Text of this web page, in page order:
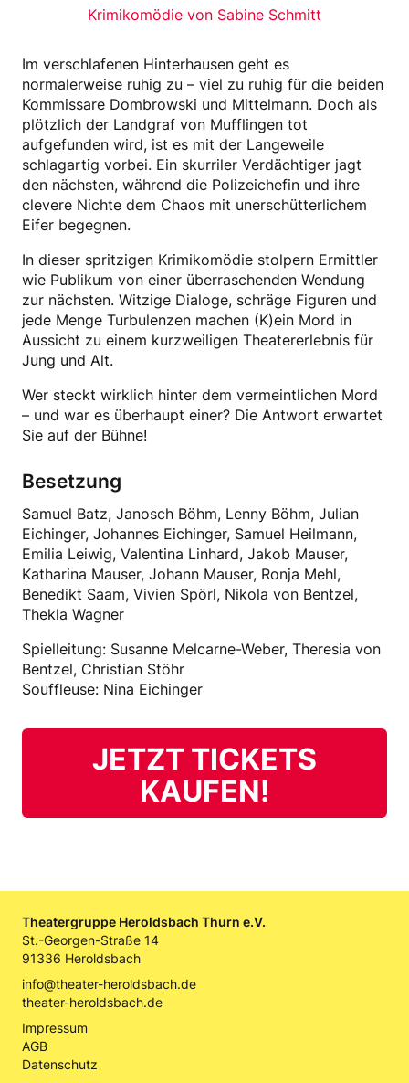
Krimikomödie von Sabine Schmitt
Im verschlafenen Hinterhausen geht es
normalerweise ruhig zu – viel zu ruhig für die beiden
Kommissare Dombrowski und Mittelmann. Doch als
plötzlich der Landgraf von Mufflingen tot
aufgefunden wird, ist es mit der Langeweile
schlagartig vorbei. Ein skurriler Verdächtiger jagt
den nächsten, während die Polizeichefin und ihre
clevere Nichte dem Chaos mit unerschütterlichem
Eifer begegnen.
In dieser spritzigen Krimikomödie stolpern Ermittler
wie Publikum von einer überraschenden Wendung
zur nächsten. Witzige Dialoge, schräge Figuren und
jede Menge Turbulenzen machen (K)ein Mord in
Aussicht zu einem kurzweiligen Theatererlebnis für
Jung und Alt.
Wer steckt wirklich hinter dem vermeintlichen Mord
– und war es überhaupt einer? Die Antwort erwartet
Sie auf der Bühne!
Besetzung
Samuel Batz, Janosch Böhm, Lenny Böhm, Julian
Eichinger, Johannes Eichinger, Samuel Heilmann,
Emilia Leiwig, Valentina Linhard, Jakob Mauser,
Katharina Mauser, Johann Mauser, Ronja Mehl,
Benedikt Saam, Vivien Spörl, Nikola von Bentzel,
Thekla Wagner
Spielleitung: Susanne Melcarne-Weber, Theresia von
Bentzel, Christian Stöhr
Souffleuse: Nina Eichinger
JETZT TICKETS
KAUFEN!
Theatergruppe Heroldsbach Thurn e.V.
St.-Georgen-Straße 14
91336 Heroldsbach
info@theater-heroldsbach.de
theater-heroldsbach.de
Impressum
AGB
Datenschutz